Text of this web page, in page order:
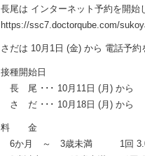
長尾は インターネット予約を開
https://ssc7.doctorqube.com/
さだは 10月1日 (金) から 電話予
接種開始日
長 尾 ･･･ 10月11日 (月) から
さ だ ･･･ 10月18日 (月) から
料 金
6か月 ～ 3歳未満 1回